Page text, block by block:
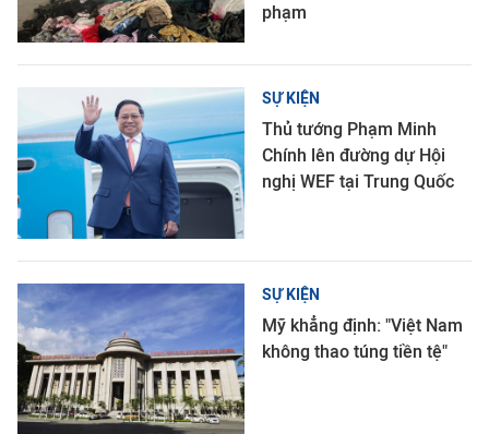
phạm
SỰ KIỆN
Thủ tướng Phạm Minh
Chính lên đường dự Hội
nghị WEF tại Trung Quốc
SỰ KIỆN
Mỹ khẳng định: "Việt Nam
không thao túng tiền tệ"